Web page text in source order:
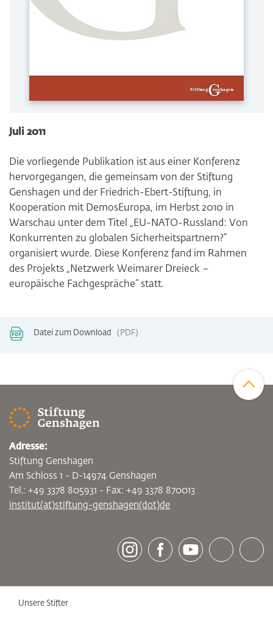
Juli 2011
Die vorliegende Publikation ist aus einer Konferenz
hervorgegangen, die gemeinsam von der Stiftung
Genshagen und der Friedrich-Ebert-Stiftung, in
Kooperation mit DemosEuropa, im Herbst 2010 in
Warschau unter dem Titel „EU-NATO-Russland: Von
Konkurrenten zu globalen Sicherheitspartnern?”
organisiert wurde. Diese Konferenz fand im Rahmen
des Projekts „Netzwerk Weimarer Dreieck –
europäische Fachgespräche” statt.
Datei zum Download PDF
[socialLinksTitle]
Adresse:
Stiftung Genshagen
Am Schloss 1 - D-14974 Genshagen
Tel.: +49 3378 805931 - Fax: +49 3378 870013
institut(at)stiftung-genshagen(dot)de
Unsere Stifter